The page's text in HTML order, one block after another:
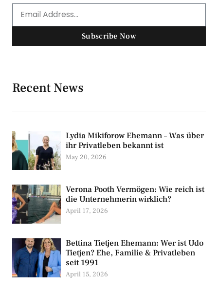
Subscribe Now
Recent News
Lydia Mikiforow Ehemann – Was über
ihr Privatleben bekannt ist
May 20, 2026
Verona Pooth Vermögen: Wie reich ist
die Unternehmerin wirklich?
April 17, 2026
Bettina Tietjen Ehemann: Wer ist Udo
Tietjen? Ehe, Familie & Privatleben
seit 1991
April 15, 2026